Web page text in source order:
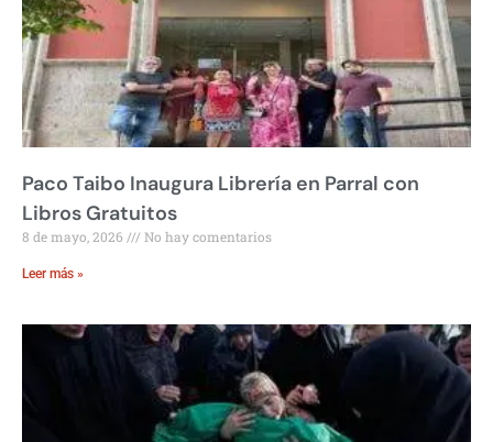
Paco Taibo Inaugura Librería en Parral con
Libros Gratuitos
8 de mayo, 2026 No hay comentarios
Leer más »